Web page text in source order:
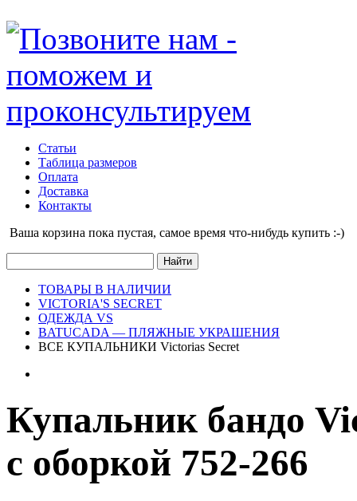
Статьи
Таблица размеров
Оплата
Доставка
Контакты
Ваша корзина пока пустая, cамое время что-нибудь купить :-)
ТОВАРЫ В НАЛИЧИИ
VICTORIA'S SECRET
ОДЕЖДА VS
BATUCADA — ПЛЯЖНЫЕ УКРАШЕНИЯ
ВСЕ КУПАЛЬНИКИ Victorias Secret
Купальник бандо
с оборкой 752-266